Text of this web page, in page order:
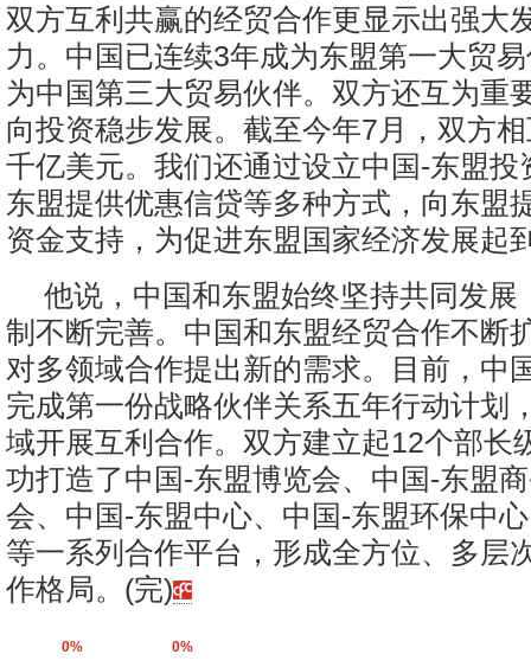
双方互利共赢的经贸合作更显示出强大
力。中国已连续3年成为东盟第一大贸
为中国第三大贸易伙伴。双方还互为重
向投资稳步发展。截至今年7月，双方
千亿美元。我们还通过设立中国-东盟投
东盟提供优惠信贷等多种方式，向东盟
资金支持，为促进东盟国家经济发展起
他说，中国和东盟始终坚持共同发展
制不断完善。中国和东盟经贸合作不断
对多领域合作提出新的需求。目前，中
完成第一份战略伙伴关系五年行动计划
域开展互利合作。双方建立起12个部长
功打造了中国-东盟博览会、中国-东盟
会、中国-东盟中心、中国-东盟环保中
等一系列合作平台，形成全方位、多层
作格局。(完)
0% 0%